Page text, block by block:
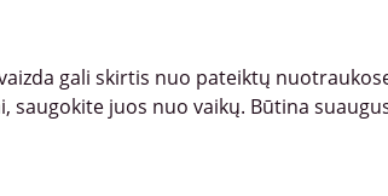
gali skirtis nuo pateiktų
saugokite juos nuo vaikų. Būtina